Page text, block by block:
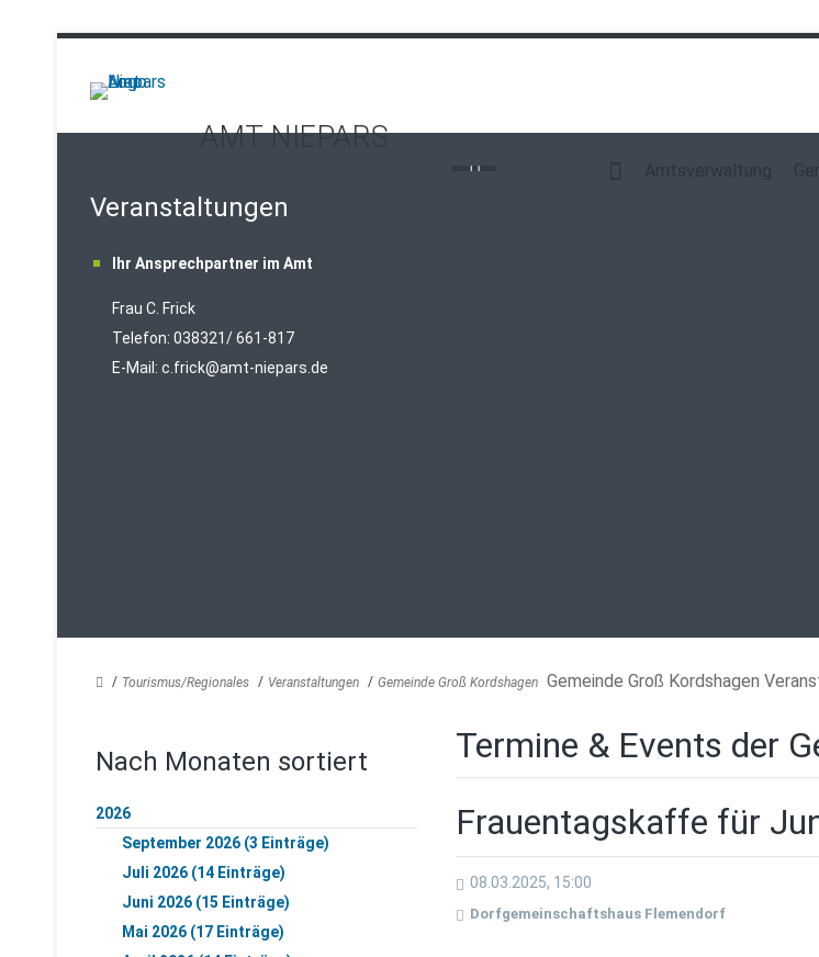
AMT NIEPARS
Veranstaltungen
Ihr Ansprechpartner im Amt
Frau C. Frick
Telefon: 038321/ 661-817
E-Mail: c.frick@amt-niepars.de
Tourismus/Regionales Veranstaltungen Gemeinde Groß Kordshagen Gemeinde Groß Kordshagen
Termine & Events der
Frauentagskaffe für
08.03.2025, 15:00
Dorfgemeinschaftshaus Flemendorf
Nach Monaten sortiert
2026
September 2026 (3 Einträge)
Juli 2026 (14 Einträge)
Juni 2026 (15 Einträge)
Mai 2026 (17 Einträge)